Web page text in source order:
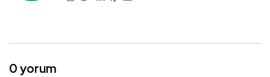
0 yorum